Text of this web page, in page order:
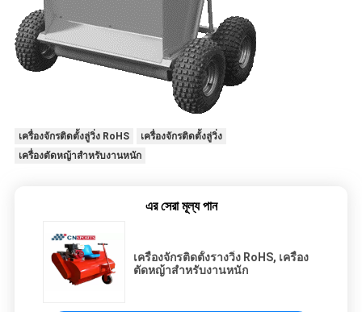
เครื่องจักรติดตั้งลู่วิ่ง RoHS
เครื่องจักรติดตั้งลู่วิ่ง
เครื่องตัดหญ้าสำหรับงานหนัก
এর সেরা মূল্য পান
เครื่องจักรติดตั้งรางวิ่ง RoHS, เครื่อง
ตัดหญ้าสำหรับงานหนัก